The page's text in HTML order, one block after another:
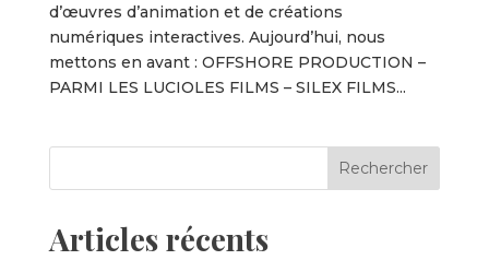
d’œuvres d’animation et de créations
numériques interactives. Aujourd’hui, nous
mettons en avant : OFFSHORE PRODUCTION –
PARMI LES LUCIOLES FILMS – SILEX FILMS...
Articles récents